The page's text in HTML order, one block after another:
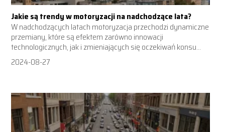
Jakie są trendy w motoryzacji na nadchodzące lata?
W nadchodzących latach motoryzacja przechodzi dynamiczne
przemiany, które są efektem zarówno innowacji
technologicznych, jak i zmieniających się oczekiwań konsu...
2024-08-27